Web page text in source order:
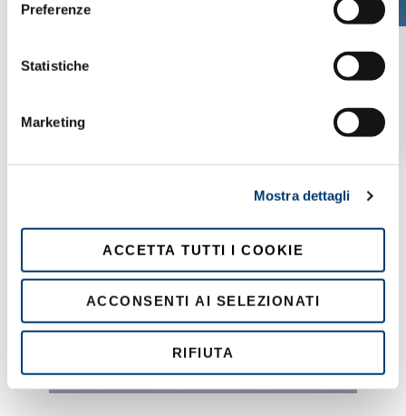
Preferenze
Statistiche
Marketing
Mostra dettagli
ACCETTA TUTTI I COOKIE
ACCONSENTI AI SELEZIONATI
RIFIUTA